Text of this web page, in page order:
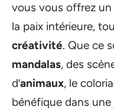
vous vous offrez un
la paix intérieure,
créativité. Que ce
mandalas, des
d’animaux, le
bénéfique dans